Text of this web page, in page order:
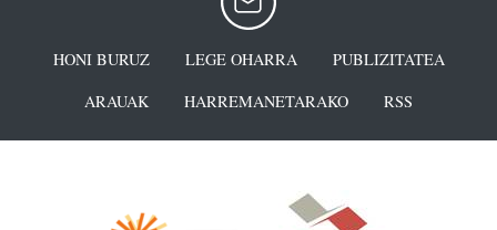
HONI BURUZ LEGE OHARRA
PUBLIZITATEA
ARAUAK
HARREMANETARAKO RSS